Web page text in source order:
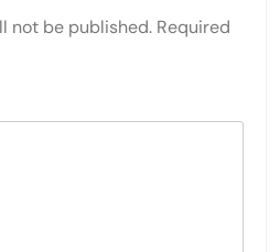
not be published. Required